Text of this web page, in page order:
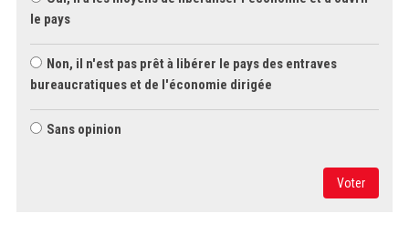
le pays
Non, il n'est pas prêt à libérer le pays des entraves
bureaucratiques et de l'économie dirigée
Sans opinion
Voter